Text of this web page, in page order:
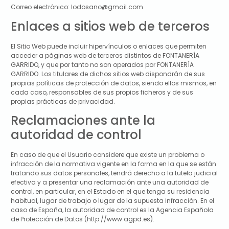
Correo electrónico: lodosano@gmail.com
Enlaces a sitios web de terceros
El Sitio Web puede incluir hipervínculos o enlaces que permiten
acceder a páginas web de terceros distintos de FONTANERÍA
GARRIDO, y que por tanto no son operados por FONTANERÍA
GARRIDO. Los titulares de dichos sitios web dispondrán de sus
propias políticas de protección de datos, siendo ellos mismos, en
cada caso, responsables de sus propios ficheros y de sus
propias prácticas de privacidad.
Reclamaciones ante la
autoridad de control
En caso de que el Usuario considere que existe un problema o
infracción de la normativa vigente en la forma en la que se están
tratando sus datos personales, tendrá derecho a la tutela judicial
efectiva y a presentar una reclamación ante una autoridad de
control, en particular, en el Estado en el que tenga su residencia
habitual, lugar de trabajo o lugar de la supuesta infracción. En el
caso de España, la autoridad de control es la Agencia Española
de Protección de Datos (http://www.agpd.es).